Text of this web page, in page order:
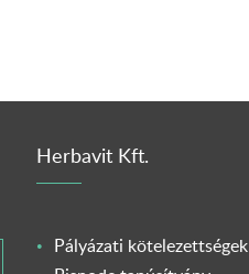
Herbavit Kft.
Pályázati kötelezettségek